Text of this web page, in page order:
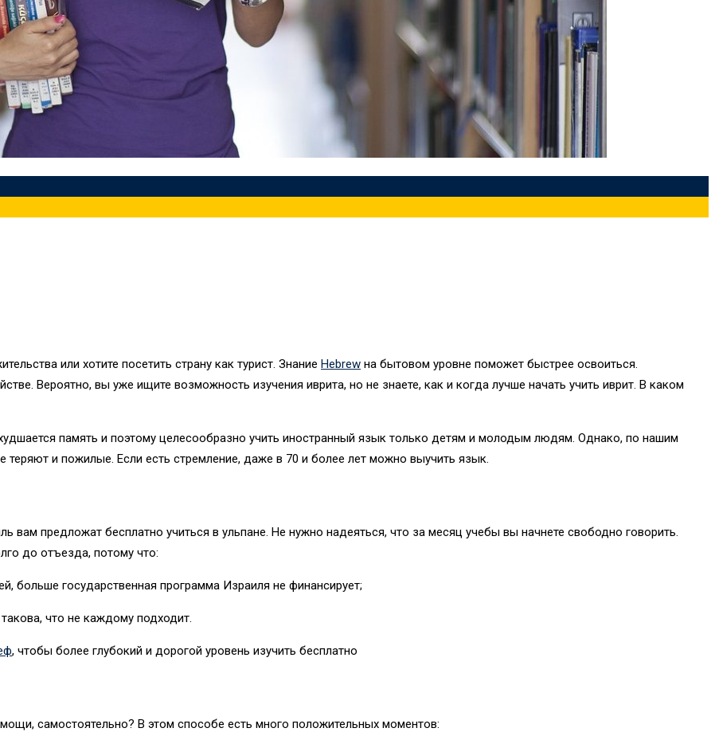
или хотите посетить страну как турист. Знание Hebrew на бытовом уровне поможет быстрее освоиться.
Вероятно, вы уже ищите возможность изучения иврита, но не знаете, как и когда лучше начать учить иврит. В каком
память и поэтому целесообразно учить иностранный язык только детям и молодым людям. Однако, по нашим
и пожилые. Если есть стремление, даже в 70 и более лет можно выучить язык.
вам предложат бесплатно учиться в ульпане. Не нужно надеяться, что за месяц учебы вы начнете свободно говорить.
до отъезда, потому что:
больше государственная программа Израиля не финансирует;
что не каждому подходит.
, чтобы более глубокий и дорогой уровень изучить бесплатно
самостоятельно? В этом способе есть много положительных моментов: